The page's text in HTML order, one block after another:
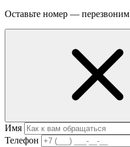
Оставьте номер —
Имя
Телефон